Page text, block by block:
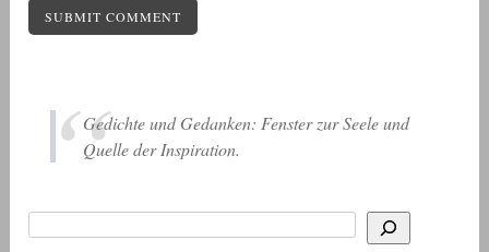
Gedichte und Gedanken: Fenster zur Seele und
Quelle der Inspiration.